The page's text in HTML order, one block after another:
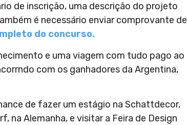
de inscrição, uma descrição do projeto
é necessário enviar comprovante de
do concurso.
e uma viagem com tudo pago ao
com os ganhadores da Argentina,
de fazer um estágio na Schattdecor,
na Alemanha, e visitar a Feira de Design